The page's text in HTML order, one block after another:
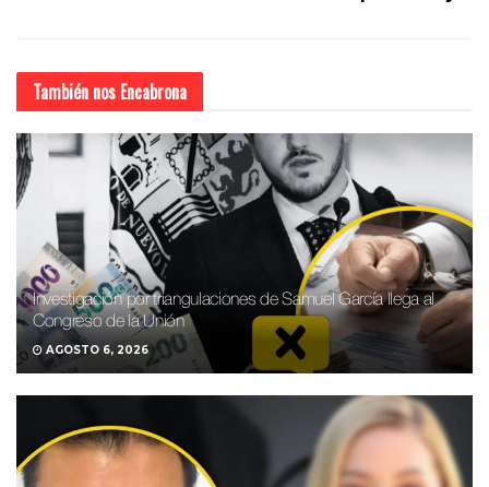
También nos Encabrona
Investigación por triangulaciones de Samuel García llega al
Congreso de la Unión
AGOSTO 6, 2026